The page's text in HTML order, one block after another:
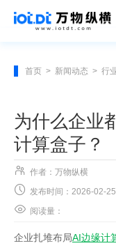
首页 > 新闻动态 > 行
为什么企业
计算盒子？
 作者：万物纵横
 发布时间：2026-02-
 阅读量：
企业扎堆布局AI边缘计